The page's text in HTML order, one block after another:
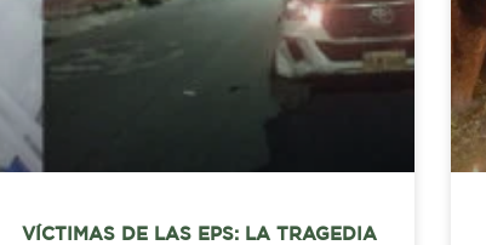
VÍCTIMAS DE LAS EPS: LA TRAGEDIA